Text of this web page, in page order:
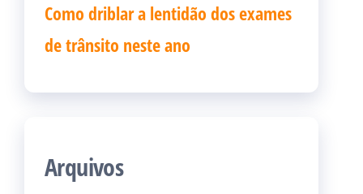
Como driblar a lentidão dos exames
de trânsito neste ano
Arquivos